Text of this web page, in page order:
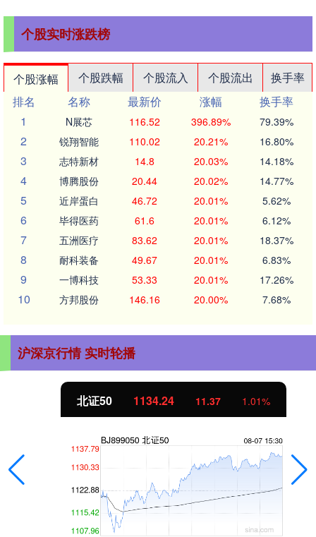
个股实时涨跌榜
个股涨幅 个股跌幅 个股流入 个股流出
换手率
排名
名称 最新价 涨幅
换手率
1
N展芯 116.52 396.89% 79.39%
2 锐翔智能 110.02 20.21% 16.80%
3 志特新材 14.8 20.03% 14.18%
4 博腾股份 20.44 20.02% 14.77%
5 近岸蛋白 46.72 20.01% 5.62%
6 毕得医药 61.6 20.01% 6.12%
7 五洲医疗 83.62 20.01% 18.37%
8 耐科装备 49.67 20.01% 6.83%
9 一博科技 53.33 20.01% 17.26%
10 方邦股份 146.16 20.00% 7.68%
沪深京行情 实时轮播
北证50 1134.24 11.37 1.01%